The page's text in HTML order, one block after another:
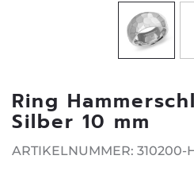
Ring
Silber 10 mm
ARTIKELNUMMER: 310200-